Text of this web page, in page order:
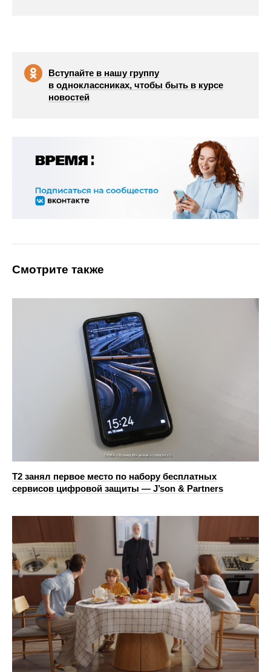
Вступайте в нашу группу
в одноклассниках, чтобы быть в курсе
новостей
Смотрите также
Т2 занял первое место по набору бесплатных
сервисов цифровой защиты — J’son & Partners